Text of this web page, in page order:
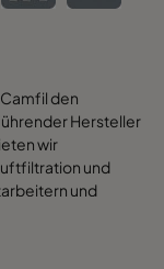
den
Hersteller
wir
und
und
minimieren und
Wir sind